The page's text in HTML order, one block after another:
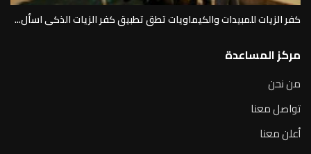
كفر الزيات للمبيدات والكيماويات تطق تطبيق كفر الزيات الذكى اسأل...
مركز المساعدة
من نحن
تواصل معنا
أعلن معنا